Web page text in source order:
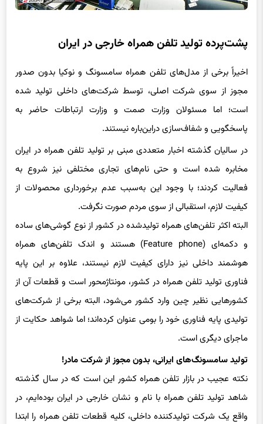
پشت‌پرده تولید تلفن همراه خارجی در ایران
اخیراً برخی از مدل‌های تلفن همراه سامسونگ و نوکیا بدون صدور
مجوز از سوی شرکت اصلی، توسط شرکت‌های داخلی تولید شده
است؛ اما مسئولان وزارت صمت و وزارت ارتباطات حاضر به
پاسخگویی و شفاف‌سازی دراین‌باره نیستند.
در سالیان گذشته اخبار متعددی مبنی بر تولید تلفن همراه در ایران
مخابره شده است و حتی نام‌های تجاری مختلفی نیز شروع به
فعالیت کردند؛ با وجود این به‌سبب عدم برخورداری محصولات از
کیفیت لازم، استقبالی از سوی مردم صورت نگرفت.
البته اکثر تلفن‌های همراه تولیدشده در کشور از نوع گوشی‌های ساده
و دکمه‌ای (Feature phone) هستند و اندک تلفن‌های همراه
هوشمند داخلی نیز دارای کیفیت لازم نیستند، علاوه بر این پایه
فناوری تولید تلفن همراه در کشور، مونتاژمحور است و قطعات آن از
کشورهایی نظیر چین وارد کشور می‌شود، البته برخی از شرکت‌های
تولیدی پایه فناوری خود را بومی عنوان کرده‌اند؛ اما شواهد حکایت از
ماجرای دیگری است.
تولید سامسونگ‌های ایرانی، بدون مجوز از شرکت مادر!
نکته عجیب در بازار تلفن همراه کشور این است که در سال گذشته
شاهد تولید تلفن همراه با نام و نشان خارجی در ایران بوده‌ایم، در
واقع یک شرکت تولیدکننده داخلی، کلیه قطعات تلفن همراه را ابتدا